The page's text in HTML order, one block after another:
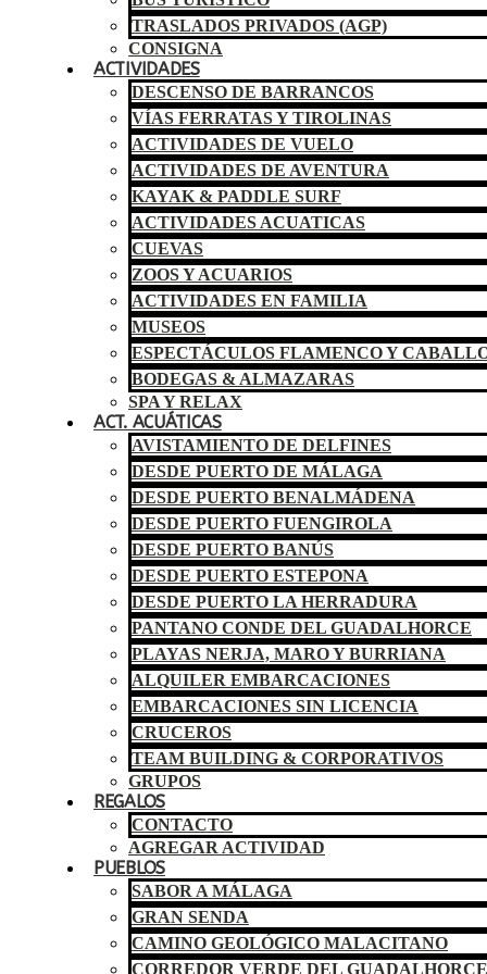
TRASLADOS PRIVADOS (AGP)
CONSIGNA
ACTIVIDADES
DESCENSO DE BARRANCOS
VÍAS FERRATAS Y TIROLINAS
ACTIVIDADES DE VUELO
ACTIVIDADES DE AVENTURA
KAYAK & PADDLE SURF
ACTIVIDADES ACUATICAS
CUEVAS
ZOOS Y ACUARIOS
ACTIVIDADES EN FAMILIA
MUSEOS
ESPECTÁCULOS FLAMENCO Y
BODEGAS & ALMAZARAS
SPA Y RELAX
ACT. ACUÁTICAS
AVISTAMIENTO DE DELFINES
DESDE PUERTO DE MÁLAGA
DESDE PUERTO BENALMÁDENA
DESDE PUERTO FUENGIROLA
DESDE PUERTO BANÚS
DESDE PUERTO ESTEPONA
DESDE PUERTO LA HERRADURA
PANTANO CONDE DEL GUADALHORCE
PLAYAS NERJA, MARO Y BURRIANA
ALQUILER EMBARCACIONES
EMBARCACIONES SIN LICENCIA
CRUCEROS
TEAM BUILDING & CORPORATIVOS
GRUPOS
REGALOS
CONTACTO
AGREGAR ACTIVIDAD
PUEBLOS
SABOR A MÁLAGA
GRAN SENDA
CAMINO GEOLÓGICO MALACITANO
CORREDOR VERDE DEL GUADALHORCE